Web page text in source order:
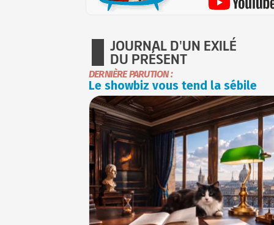
JOURNAL D'UN EXILÉ
DU PRÉSENT
DERNIÈRE PARUTION :
Le showbiz vous tend la sébile